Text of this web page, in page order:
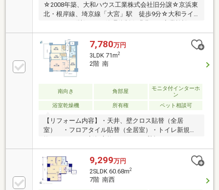
☆2008年築、大和ハウス工業株式会社旧分譲☆京浜東
北・根岸線、埼京線「大宮」駅 徒歩9分☆大和ライ
充実した利便性の高いエリア☆3LDK＋2WIC☆2024年
リフォーム履歴有☆ペット可(飼育細則有)☆二重床・
二重天井構造☆24時間ゴミ出し可能☆24時間セキュリ
ティシステムページ下部の「関連リンク」の「【さら
に詳しく】この物件の情報を確認！」をタップしてい
ただくと、詳細を見ることができます！※アプリで
は、表示されません。
7,780万円
3LDK 71m2
2階 南
南向き 角部屋
モニタ付インターホ
ン
浴室乾燥機
所有権 ペット相談可
【リフォーム内容】・天井、壁クロス貼替（全居
室） ・フロアタイル貼替（全居室）・トイレ新規交
キッチン（ビルトイン食洗器／ディスポーザー／自動
洗浄機能レンジフード付き）●1418タイプのユニット
バス（浴室暖房換気乾燥機）●ペット飼育可（規約に
よる制限有）●充実の共用施設（スカイラウンジ・ゲ
9,299万円
2SLDK 60.68m2
7階 南西